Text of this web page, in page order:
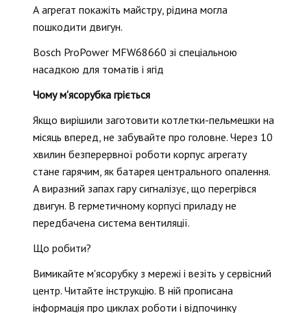
А агрегат покажіть майстру, рідина могла
пошкодити двигун.
Bosch ProPower MFW68660 зі спеціальною
насадкою для томатів і ягід
Чому м'ясорубка гріється
Якщо вирішили заготовити котлетки-пельмешки на
місяць вперед, не забувайте про головне. Через 10
хвилин безперервної роботи корпус агрегату
стане гарячим, як батарея центрального опалення.
А виразний запах гару сигналізує, що перегрівся
двигун. В герметичному корпусі приладу не
передбачена система вентиляції.
Що робити?
Вимикайте м'ясорубку з мережі і везіть у сервісний
центр. Читайте інструкцію. В ній прописана
інформація про циклах роботи і відпочинку